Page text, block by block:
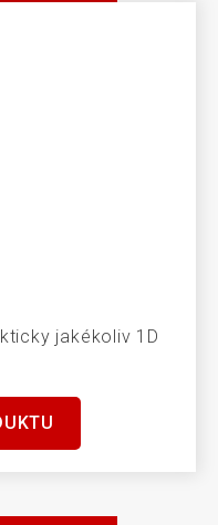
jakékoliv 1D